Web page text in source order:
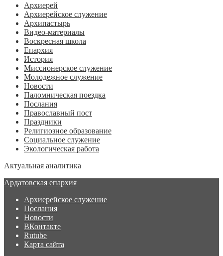
Архиерей
Архиерейское служение
Архипастырь
Видео-материалы
Воскресная школа
Епархия
История
Миссионерское служение
Молодежное служение
Новости
Паломническая поездка
Послания
Православный пост
Праздники
Религиозное образование
Социальное служение
Экологическая работа
Актуальная аналитика
Ардатовская епархия
Архиерейское служение
Послания
Новости
ВКонтакте
Rutube
Карта сайта